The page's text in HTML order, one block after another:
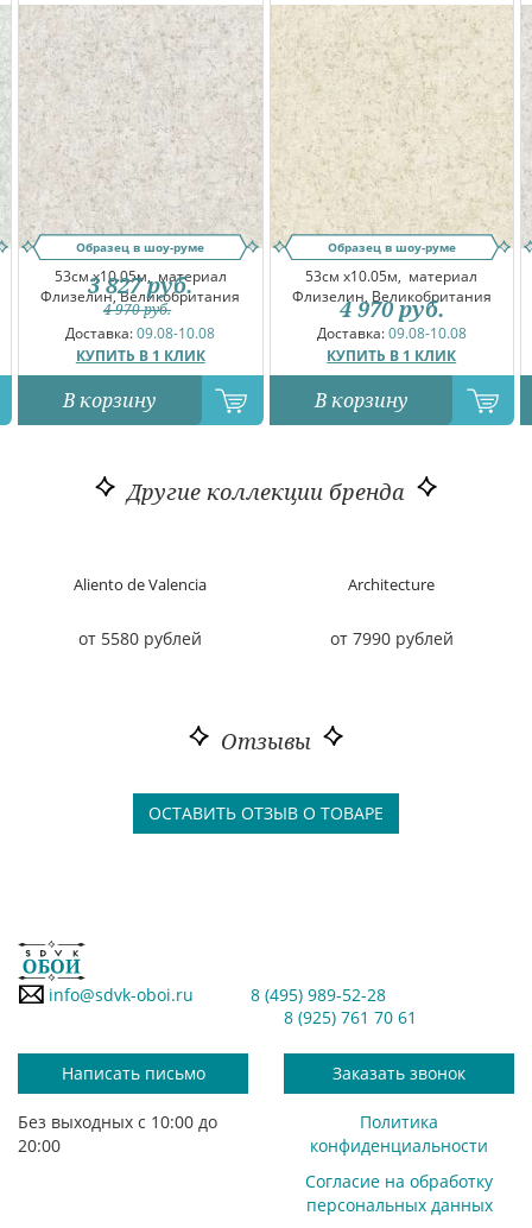
Образец в шоу-руме
53см x10.05м, материал
Флизелин, Великобритания
Доставка:09.08-10.08
КУПИТЬ В 1 КЛИК
4 970руб.
3 827 руб.
В корзину
Образец в шоу-руме
53см x10.05м, материал
Флизелин, Великобритания
Доставка:09.08-10.08
КУПИТЬ В 1 КЛИК
4 970 руб.
В корзину
Другие коллекции бренда
Aliento de Valencia
от 5580 рублей
Architecture
от 7990 рублей
Отзывы
ОСТАВИТЬ ОТЗЫВ О ТОВАРЕ
info@sdvk-oboi.ru
8 (495) 989-52-28
8 (925) 761 70 61
Написать письмо Заказать звонок
Без выходных с 10:00 до
20:00
Политика
конфиденциальности
Согласие на обработку
персональных данных